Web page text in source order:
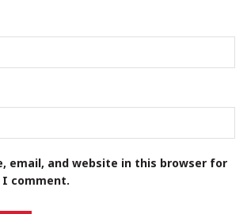
email, and website in this browser for
comment.